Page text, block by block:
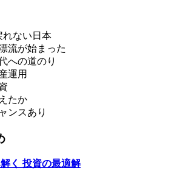
れない日本
流が始まった
への道のり
運用
たか
ンスあり
く 投資の最適解